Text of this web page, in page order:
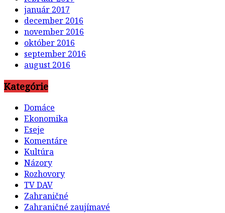
január 2017
december 2016
november 2016
október 2016
september 2016
august 2016
Kategórie
Domáce
Ekonomika
Eseje
Komentáre
Kultúra
Názory
Rozhovory
TV DAV
Zahraničné
Zahraničné zaujímavé